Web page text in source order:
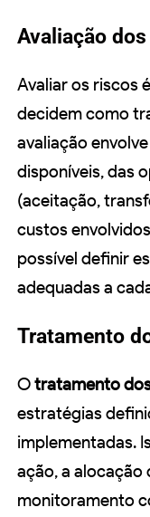
Avaliação
Avaliar os riscos
decidem como
avaliação
disponíveis, das
(aceitação,
custos
possível definir
adequadas a
Tratamento
Otratamento
estratégias
implementadas.
ação, a alocação
monitoramento